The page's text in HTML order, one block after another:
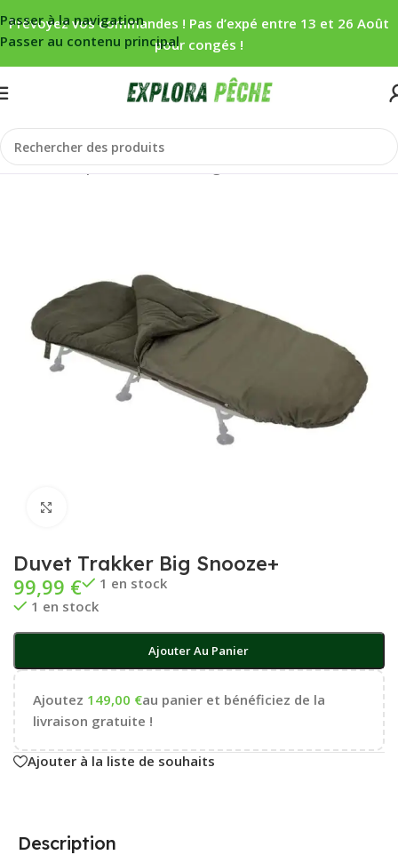
Passer à la navigation
Passer au contenu principal
Prévoyez vos commandes ! Pas d’expé entre 13 et 26 Août
pour congés !
Accueil/Carpe/Bivouac/Couchage/Duvets
Duvet Trakker Big Snooze+
99,99 €
1 en stock
1 en stock
Ajouter Au Panier
Ajoutez 149,00 €au panier et bénéficiez de la
livraison gratuite !
Ajouter à la liste de souhaits
Description